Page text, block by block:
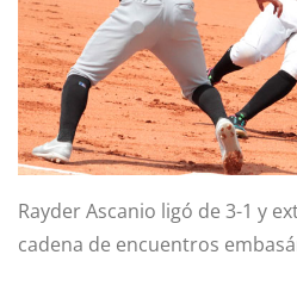
Rayder Ascanio ligó de 3-1 y
cadena de encuentros